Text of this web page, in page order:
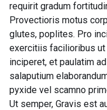
requirit gradum
Provectioris motus
glutes, poplites. Pro
exercitiis facilioribus
inciperet, et paulatim
salaputium
pyxide vel scamno
Ut semper, Gravis est